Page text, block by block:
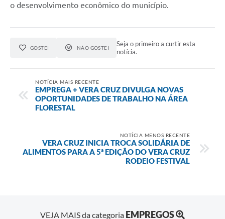
o desenvolvimento econômico do município.
GOSTEI NÃO GOSTEI
Seja o primeiro a curtir esta
notícia.
NOTÍCIA MAIS RECENTE
EMPREGA + VERA CRUZ DIVULGA NOVAS
OPORTUNIDADES DE TRABALHO NA ÁREA
FLORESTAL
NOTÍCIA MENOS RECENTE
VERA CRUZ INICIA TROCA SOLIDÁRIA DE
ALIMENTOS PARA A 5ª EDIÇÃO DO VERA CRUZ
RODEIO FESTIVAL
VEJA MAIS da categoria EMPREGOS